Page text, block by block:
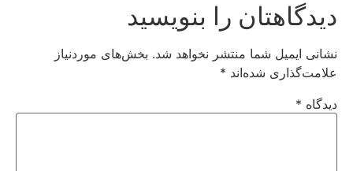
دیدگاهتان را بنویسید
نشانی ایمیل شما منتشر نخواهد شد. بخش‌های موردنیاز
علامت‌گذاری شده‌اند *
دیدگاه *